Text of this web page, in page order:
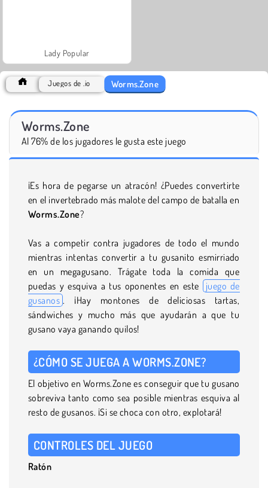
Lady Popular
Juegos de .io Worms.Zone
Worms.Zone
Al 76% de los jugadores le gusta este juego
¡Es hora de pegarse un atracón! ¿Puedes convertirte
en el invertebrado más malote del campo de batalla en
Worms.Zone?
Vas a competir contra jugadores de todo el mundo
mientras intentas convertir a tu gusanito esmirriado
en un megagusano. Trágate toda la comida que
puedas y esquiva a tus oponentes en este
juego de
gusanos . ¡Hay montones de deliciosas tartas,
sándwiches y mucho más que ayudarán a que tu
gusano vaya ganando quilos!
¿CÓMO SE JUEGA A WORMS.ZONE?
El objetivo en Worms.Zone es conseguir que tu gusano
sobreviva tanto como sea posible mientras esquiva al
resto de gusanos. ¡Si se choca con otro, explotará!
CONTROLES DEL JUEGO
Ratón